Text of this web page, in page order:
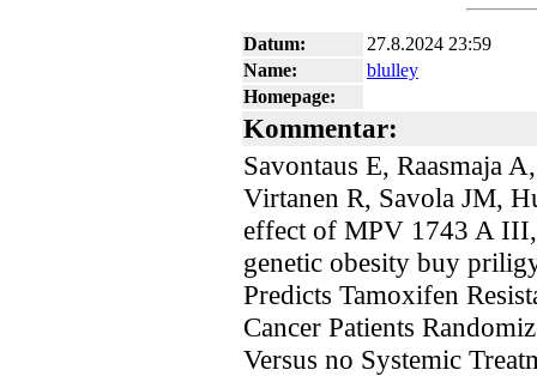
Datum:
27.8.2024 23:59
Name:
blulley
Homepage:
Kommentar:
Savontaus E, Raasmaja
Virtanen R, Savola JM,
effect of MPV 1743 A
genetic obesity buy
Predicts Tamoxifen
Cancer Patients
Versus no Systemic